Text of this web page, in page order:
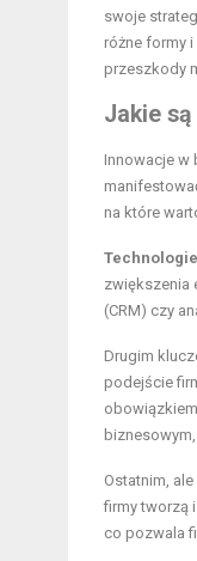
swoje
różne formy
przeszkody
Jakie
Innowacje w
na które
zwiększenia
(CRM) czy
Drugim
podejście
Ostatnim,
firmy tworzą
co pozwala